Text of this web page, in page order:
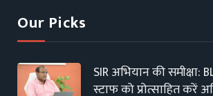
Our Picks
SIR अभियान की समीक्षा:
स्टाफ को प्रोत्साहित करें